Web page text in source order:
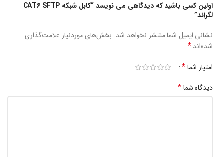
اولین کسی باشید که دیدگاهی می نویسد “کابل شبکه CAT6 SFTP
لگراند”
نشانی ایمیل شما منتشر نخواهد شد. بخش‌های موردنیاز علامت‌گذاری
شده‌اند *
امتیاز شما*
دیدگاه شما*